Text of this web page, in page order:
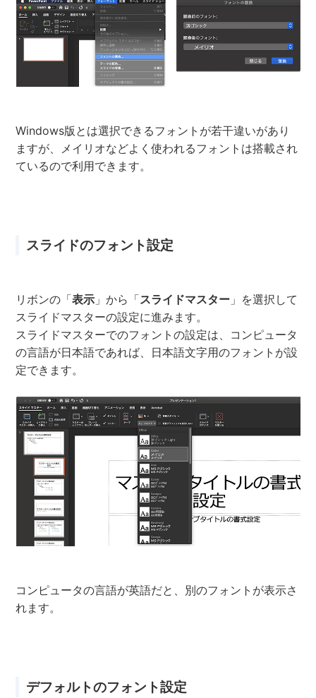
Windows版とは選択できるフォントが若干違いがあり
ますが、メイリオなどよく使われるフォントは搭載され
ているので利用できます。
スライドのフォント設定
リボンの「表示 」から「スライドマスター 」を選択して
スライドマスターの設定に進みます。
スライドマスターでのフォントの設定は、コンピュータ
の言語が日本語であれば、日本語文字用のフォントが設
定できます。
コンピュータの言語が英語だと、別のフォントが表示さ
れます。
デフォルトのフォント設定